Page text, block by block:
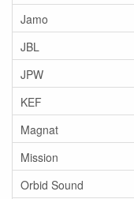
Jamo
JBL
JPW
KEF
Magnat
Mission
Orbid Sound